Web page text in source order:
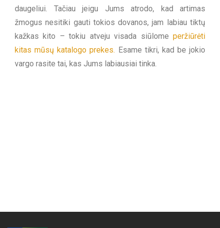
daugeliui. Tačiau jeigu Jums atrodo, kad artimas
žmogus nesitiki gauti tokios dovanos, jam labiau tiktų
kažkas kito – tokiu atveju visada siūlome peržiūrėti
kitas mūsų katalogo prekes. Esame tikri, kad be jokio
vargo rasite tai, kas Jums labiausiai tinka.